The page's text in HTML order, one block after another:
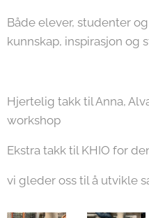
Både elever, studenter
kunnskap, inspirasjon og
Hjertelig takk til Anna,
workshop👏
Ekstra takk til KHIO for
vi gleder oss til å utvikle